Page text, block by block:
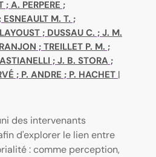
; A. PERPERE ;
ESNEAULT M. T. ;
; DUSSAU C. ; J. M.
; TREILLET P. M. ;
; J. B. STORA ;
; P. ANDRE ; P. HACHET |
des intervenants
d'explorer le lien entre
: comme perception,